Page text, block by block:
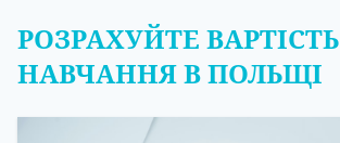
РОЗРАХУЙТЕ ВАРТІСТЬ
НАВЧАННЯ В ПОЛЬЩІ